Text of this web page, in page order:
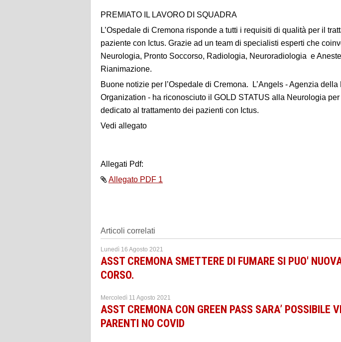
PREMIATO IL LAVORO DI SQUADRA
L’Ospedale di Cremona risponde a tutti i requisiti di qualità per il
paziente con Ictus. Grazie ad un team di specialisti esperti che
Neurologia, Pronto Soccorso, Radiologia, Neuroradiologia e
Rianimazione.
Buone notizie per l’Ospedale di Cremona. L’Angels - Agenzia
Organization - ha riconosciuto il GOLD STATUS alla Neurologia
dedicato al trattamento dei pazienti con Ictus.
Vedi allegato
Allegati Pdf:
Allegato PDF 1
Articoli correlati
Lunedì 16 Agosto 2021
ASST CREMONA SMETTERE DI FUMARE SI PUO'
CORSO.
Mercoledì 11 Agosto 2021
ASST CREMONA CON GREEN PASS SARA’ POSSIBILE
PARENTI NO COVID